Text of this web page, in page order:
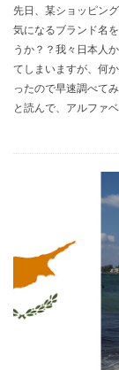
先日、某ショッピン
気になるブランド名
うか？？我々日本人
てしまいますが、何
ったので早速調べて
と読んで、アルファ